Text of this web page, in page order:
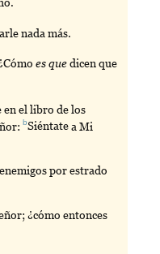
nada más.
es quedicen que
en el libro de los
bSiéntatea Mi
por estrado
¿cómo entonces